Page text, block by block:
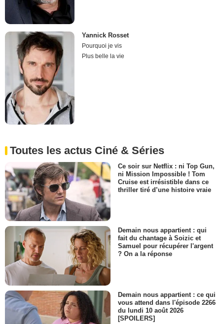
Yannick Rosset
Pourquoi je vis
Plus belle la vie
Toutes les actus Ciné & Séries
Ce soir sur Netflix : ni Top Gun,
ni Mission Impossible ! Tom
Cruise est irrésistible dans ce
thriller tiré d’une histoire vraie
Demain nous appartient : qui
fait du chantage à Soizic et
Samuel pour récupérer l'argent
? On a la réponse
Demain nous appartient : ce qui
vous attend dans l'épisode 2266
du lundi 10 août 2026
[SPOILERS]